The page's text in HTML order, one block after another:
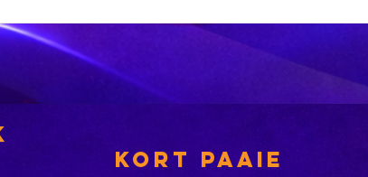
'n Suid-
Afrikaanse
dokter maak
mediese
geskiedenis
KORT PAAIE